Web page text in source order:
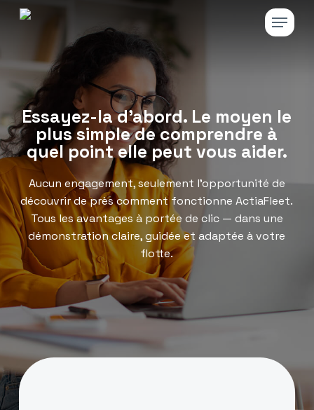
Skip
content
Menu
Essayez-la d’abord. Le moyen le
plus simple de comprendre à
quel point elle peut vous aider.
Aucun engagement, seulement l’opportunité de
découvrir de près comment fonctionne ActiaFleet.
Tous les avantages à portée de clic — dans une
démonstration claire, guidée et adaptée à votre
flotte.